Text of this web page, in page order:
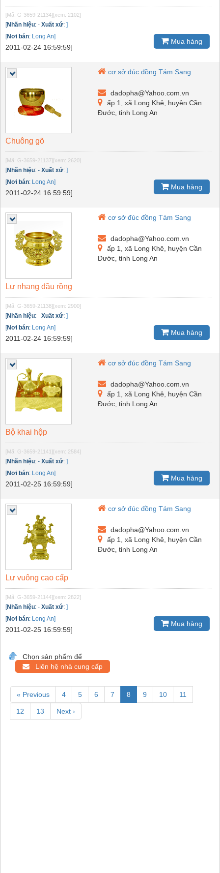
[Mã: G-3659-21134][xem: 2102]
[Nhãn hiệu: - Xuất xứ: ]
[Nơi bán: Long An]
2011-02-24 16:59:59]
Mua hàng
cơ sở đúc đồng Tám Sang
dadopha@Yahoo.com.vn
ấp 1, xã Long Khê, huyện Cần
Đước, tỉnh Long An
Chuông gõ
[Mã: G-3659-21137][xem: 2620]
[Nhãn hiệu: - Xuất xứ: ]
[Nơi bán: Long An]
2011-02-24 16:59:59]
Mua hàng
cơ sở đúc đồng Tám Sang
dadopha@Yahoo.com.vn
ấp 1, xã Long Khê, huyện Cần
Đước, tỉnh Long An
Lư nhang đầu rồng
[Mã: G-3659-21138][xem: 2900]
[Nhãn hiệu: - Xuất xứ: ]
[Nơi bán: Long An]
2011-02-24 16:59:59]
Mua hàng
cơ sở đúc đồng Tám Sang
dadopha@Yahoo.com.vn
ấp 1, xã Long Khê, huyện Cần
Đước, tỉnh Long An
Bộ khai hộp
[Mã: G-3659-21141][xem: 2584]
[Nhãn hiệu: - Xuất xứ: ]
[Nơi bán: Long An]
2011-02-25 16:59:59]
Mua hàng
cơ sở đúc đồng Tám Sang
dadopha@Yahoo.com.vn
ấp 1, xã Long Khê, huyện Cần
Đước, tỉnh Long An
Lư vuông cao cấp
[Mã: G-3659-21144][xem: 2822]
[Nhãn hiệu: - Xuất xứ: ]
[Nơi bán: Long An]
2011-02-25 16:59:59]
Mua hàng
Chọn sản phẩm để
Liên hệ nhà cung cấp
« Previous 4 5 6 7 8 9 10 11
12 13 Next ›